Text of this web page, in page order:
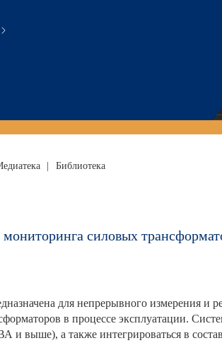
Библиотека
мониторинга силовых
для непрерывного измерения и
в процессе эксплуатации.
и выше), а также интегрироваться в